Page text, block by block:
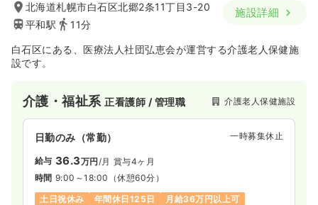
北海道札幌市白石区北郷2条11丁目3-20
平和駅
11分
施設詳細
白石区にある、医療法人社団弘恵会が運営する介護老人保健施
設です。
介護・福祉系正看護師 / 管理職 介護老人保健施設
日勤のみ（常勤） 一時募集休止
給与 36.3万円/月 賞与4ヶ月
時間 9:00～18:00 （休憩60分）
土日祝休み
年間休日125日 月給36万円以上可